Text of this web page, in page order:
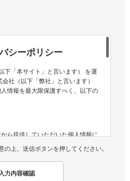
シーポリシー
下「本サイト」と言います） を運
社（以下「弊社」と言います）
情報を最大限保護すべく、以下の
ら提供していただいた個人情報に
報の適切な管理及び保護に努めま
の上、送信ボタンを押してください。
入力内容確認